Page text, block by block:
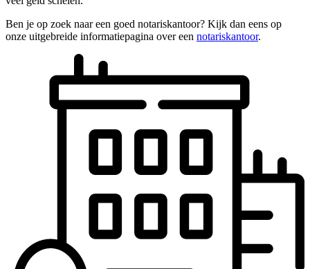
Ben je op zoek naar een goed notariskantoor? Kijk dan eens op
onze uitgebreide informatiepagina over een notariskantoor.